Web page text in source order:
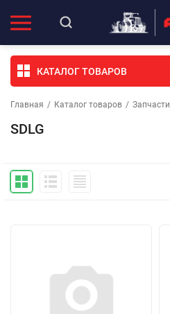
КАТАЛОГ ТОВАРОВ
Главная / Каталог товаров / Запчасти
SDLG